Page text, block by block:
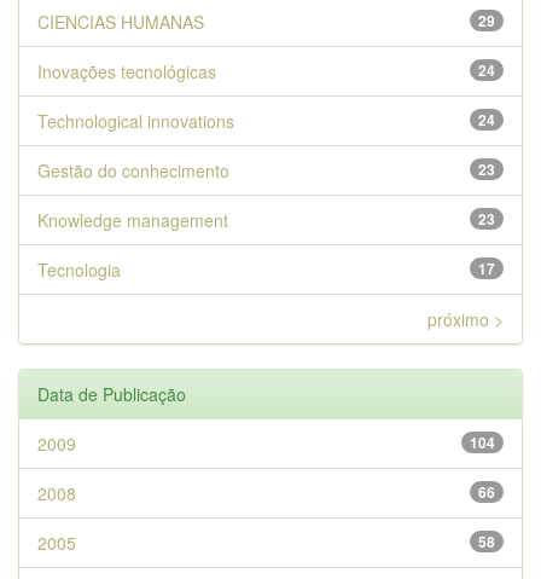
29
CIENCIAS HUMANAS
24
Inovações tecnológicas
24
Technological innovations
23
Gestão do conhecimento
23
Knowledge management
17
Tecnologia
próximo >
Data de Publicação
104
2009
66
2008
58
2005